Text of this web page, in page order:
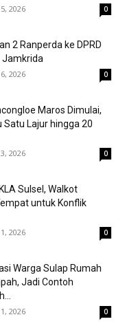
2026 0
2 Ranperda ke DPRD
Jamkrida
2026 0
Maros Dimulai,
Satu Lajur hingga 20
2026 0
Sulsel, Walkot
untuk Konflik
2026 0
Warga Sulap Rumah
Jadi Contoh
2026 0